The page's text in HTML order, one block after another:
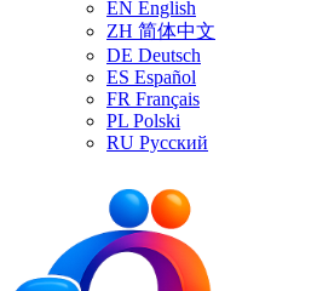
EN English
ZH 简体中文
DE Deutsch
ES Español
FR Français
PL Polski
RU Русский